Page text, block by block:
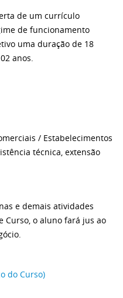
de um currículo
de funcionamento
uma duração de 18
anos.
/ Estabelecimentos
técnica, extensão
e demais atividades
Curso, o aluno fará jus ao
do Curso)